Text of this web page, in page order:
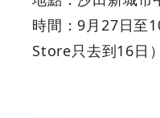
時間：9月27日至
Store只去到16日）